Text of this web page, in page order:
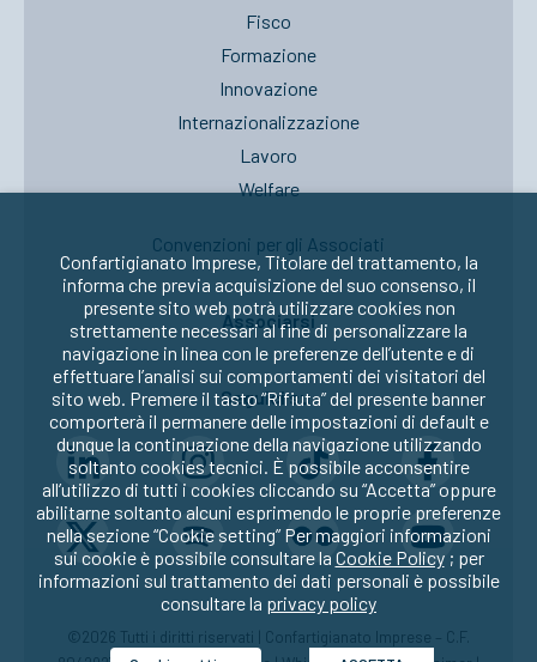
Fisco
Formazione
Innovazione
Internazionalizzazione
Lavoro
Welfare
Convenzioni per gli Associati
Associarsi
Seguici su:
©2026 Tutti i diritti riservati | Confartigianato Imprese – C.F.
Confartigianato Imprese, Titolare del trattamento, la
informa che previa acquisizione del suo consenso, il
presente sito web potrà utilizzare cookies non
strettamente necessari al fine di personalizzare la
navigazione in linea con le preferenze dell’utente e di
effettuare l’analisi sui comportamenti dei visitatori del
sito web. Premere il tasto “Rifiuta” del presente banner
comporterà il permanere delle impostazioni di default e
dunque la continuazione della navigazione utilizzando
soltanto cookies tecnici. È possibile acconsentire
all’utilizzo di tutti i cookies cliccando su “Accetta” oppure
abilitarne soltanto alcuni esprimendo le proprie preferenze
nella sezione “Cookie setting” Per maggiori informazioni
sui cookie è possibile consultare la Cookie Policy; per
informazioni sul trattamento dei dati personali è possibile
consultare la privacy policy